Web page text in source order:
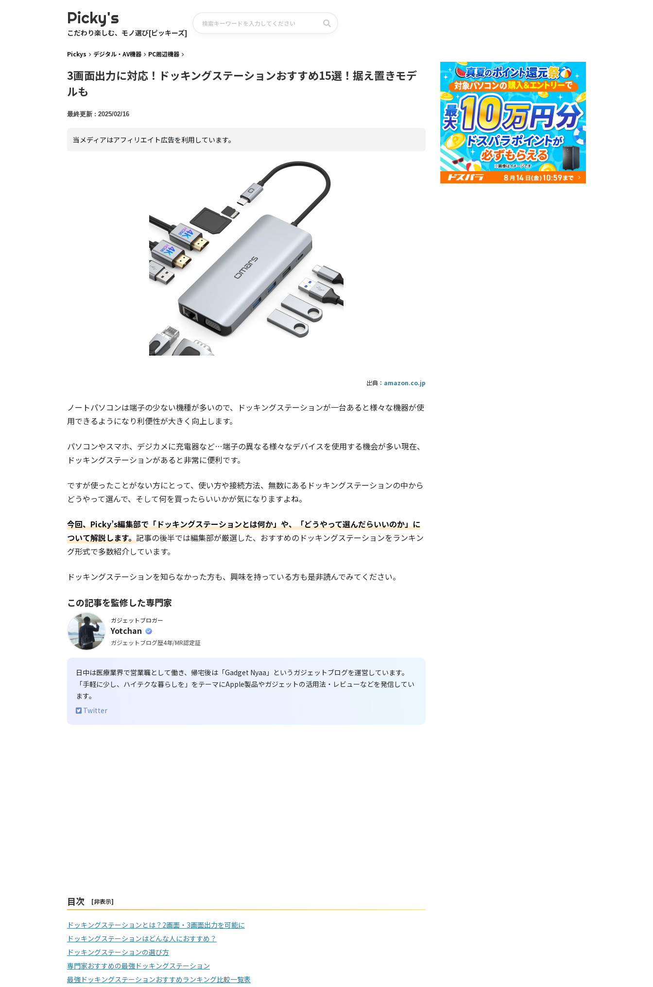
Picky's
こだわり楽しむ、モノ選び[ピッキーズ]
Pickys デジタル・AV機器 PC周辺機器
3画面出力に対応！ドッキングステーションおすすめ15選！据え置きモデ
ルも
2025/02/16
当メディアはアフィリエイト広告を利用しています。
出典： amazon.co.jp
ノートパソコンは端子の少ない機種が多いので、ドッキングステーションが一台あると様々な機器が使
用できるようになり利便性が大きく向上します。
パソコンやスマホ、デジカメに充電器など…端子の異なる様々なデバイスを使用する機会が多い現在、
ドッキングステーションがあると非常に便利です。
ですが使ったことがない方にとって、使い方や接続方法、無数にあるドッキングステーションの中から
どうやって選んで、そして何を買ったらいいかが気になりますよね。
今回、Picky’s編集部で「ドッキングステーションとは何か」や、「どうやって選んだらいいのか」に
ついて解説します。記事の後半では編集部が厳選した、おすすめのドッキングステーションをランキン
グ形式で多数紹介しています。
ドッキングステーションを知らなかった方も、興味を持っている方も是非読んでみてください。
この記事を監修した専門家
ガジェットブロガー
Yotchan
ガジェットブログ歴4年/MR認定証
日中は医療業界で営業職として働き、帰宅後は「Gadget Nyaa」というガジェットブログを運営しています。
「手軽に少し、ハイテクな暮らしを」をテーマにApple製品やガジェットの活用法・レビューなどを発信してい
ます。
Twitter
目次 [非表示]
ドッキングステーションとは？2画面・3画面出力を可能に
ドッキングステーションはどんな人におすすめ？
ドッキングステーションの選び方
専門家おすすめの最強ドッキングステーション
最強ドッキングステーションおすすめランキング比較一覧表